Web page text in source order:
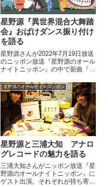
星野源『異世界混合大舞踏
会』おばけダンス振り付け
を語る
星野源さんが2022年7月19日放送
のニッポン放送『星野源のオール
ナイトニッポン』の中で新曲『異
け)』の中でミュージックビデオ
のダンス振り付けについてトー
ク。ELEVENPLAYのNONさんと
Shingo Okamotoさんに振り付け
を依頼した理由を話していまし
た。
星野源のオールナイトニッポン
星野源と三浦大知 アナロ
グレコードの魅力を語る
三浦大知さんがニッポン放送『星
野源のオールナイトニッポン』に
ゲスト出演。それぞれが持ち寄っ